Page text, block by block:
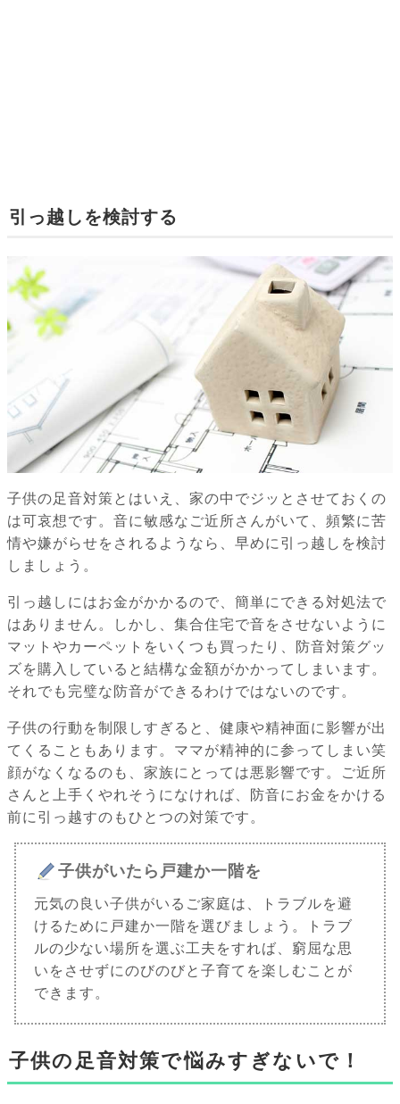
引っ越しを検討する
子供の足音対策とはいえ、家の中でジッとさせておくの
は可哀想です。音に敏感なご近所さんがいて、頻繁に苦
情や嫌がらせをされるようなら、早めに引っ越しを検討
しましょう。
引っ越しにはお金がかかるので、簡単にできる対処法で
はありません。しかし、集合住宅で音をさせないように
マットやカーペットをいくつも買ったり、防音対策グッ
ズを購入していると結構な金額がかかってしまいます。
それでも完璧な防音ができるわけではないのです。
子供の行動を制限しすぎると、健康や精神面に影響が出
てくることもあります。ママが精神的に参ってしまい笑
顔がなくなるのも、家族にとっては悪影響です。ご近所
さんと上手くやれそうになければ、防音にお金をかける
前に引っ越すのもひとつの対策です。
子供がいたら戸建か一階を
元気の良い子供がいるご家庭は、トラブルを避
けるために戸建か一階を選びましょう。トラブ
ルの少ない場所を選ぶ工夫をすれば、窮屈な思
いをさせずにのびのびと子育てを楽しむことが
できます。
子供の足音対策で悩みすぎないで！